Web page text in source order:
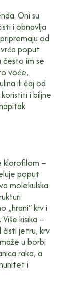
Oni su
i obnavlja
od
poput
im se
voće,
ili čaj od
i biljne
klorofilom –
poput
molekulska
„hrani“ krv i
kisika –
jetru, krv
u borbi
raka, a
i